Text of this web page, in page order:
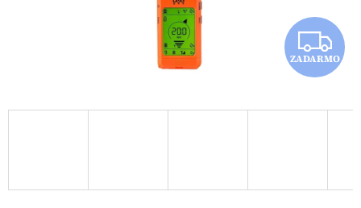
Z
A
D
ZADARMO